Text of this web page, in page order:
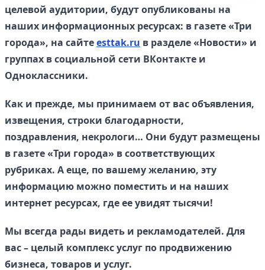
целевой аудитории, будут опубликованы на
наших информационных ресурсах: в газете «Три
города», на сайтеesttak.ru в разделе «Новости» и
группах в социальной сети ВКонтакте и
Одноклассники.
Как и прежде, мы принимаем от вас объявления,
извещения, строки благодарности,
поздравления, некрологи… Они будут размещены
в газете «Три города» в соответствующих
рубриках. А еще, по вашему желанию, эту
информацию можно поместить и на наших
интернет ресурсах, где ее увидят тысячи!
Мы всегда рады видеть и рекламодателей. Для
вас – целый комплекс услуг по продвижению
бизнеса, товаров и услуг.